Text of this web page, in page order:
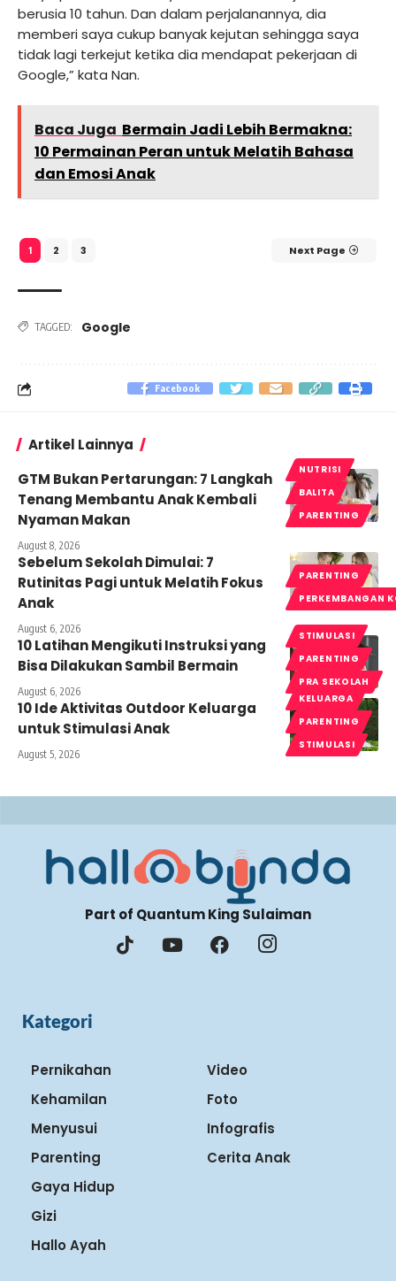
berusia 10 tahun. Dan dalam perjalanannya, dia
memberi saya cukup banyak kejutan sehingga saya
tidak lagi terkejut ketika dia mendapat pekerjaan di
Google,” kata Nan.
Baca Juga Bermain Jadi Lebih Bermakna:
10 Permainan Peran untuk Melatih Bahasa
dan Emosi Anak
1 2 3 Next Page
TAGGED: Google
Facebook
Artikel Lainnya
NUTRISI
BALITA
PARENTING
GTM Bukan Pertarungan: 7 Langkah
Tenang Membantu Anak Kembali
Nyaman Makan
August 8, 2026
PARENTING
PERKEMBANGAN
Sebelum Sekolah Dimulai: 7
Rutinitas Pagi untuk Melatih Fokus
Anak
August 6, 2026
STIMULASI
PARENTING
PRA SEKOLAH
10 Latihan Mengikuti Instruksi yang
Bisa Dilakukan Sambil Bermain
August 6, 2026
KELUARGA
PARENTING
STIMULASI
10 Ide Aktivitas Outdoor Keluarga
untuk Stimulasi Anak
August 5, 2026
Part of Quantum King Sulaiman
Kategori
Pernikahan
Kehamilan
Menyusui
Parenting
Gaya Hidup
Gizi
Hallo Ayah
Video
Foto
Infografis
Cerita Anak